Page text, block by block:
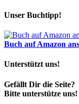
Unser Buchtipp!
Buch auf Amazon
Unterstützt uns!
Gefällt Dir die Seite?
Bitte unterstütze uns!